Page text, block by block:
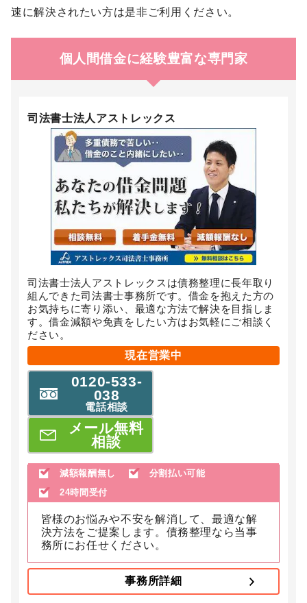
速に解決されたい方は是非ご利用ください。
個人間借金に経験豊富な専門家
司法書士法人アストレックス
司法書士法人アストレックスは債務整理に長年取り
組んできた司法書士事務所です。借金を抱えた方の
お気持ちに寄り添い、最適な方法で解決を目指しま
す。借金減額や免責をしたい方はお気軽にご相談く
ださい。
現在営業中
0120-533-
038
電話相談
メール無料
相談
減額報酬無し
分割払い可能
24時間受付
皆様のお悩みや不安を解消して、最適な解
決方法をご提案します。債務整理なら当事
務所にお任せください。
事務所詳細